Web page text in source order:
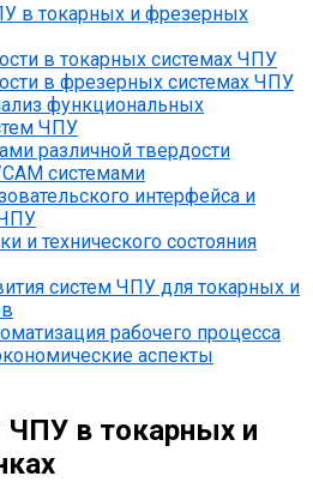
в токарных и фрезерных
в токарных системах ЧПУ
в фрезерных системах ЧПУ
функциональных
ЧПУ
различной твердости
системами
интерфейса и
ЧПУ
и технического состояния
систем ЧПУ для токарных и
рабочего процесса
аспекты
в токарных и